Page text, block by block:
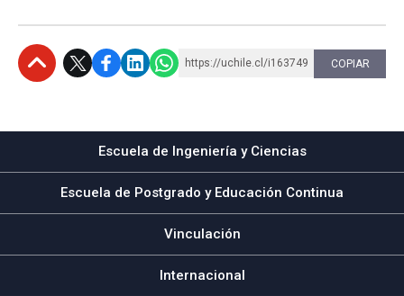
https://uchile.cl/i163749 COPIAR
Escuela de Ingeniería y Ciencias
Escuela de Postgrado y Educación Continua
Vinculación
Internacional